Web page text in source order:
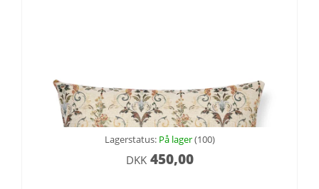
Lagerstatus: På lager(100)
DKK450,00